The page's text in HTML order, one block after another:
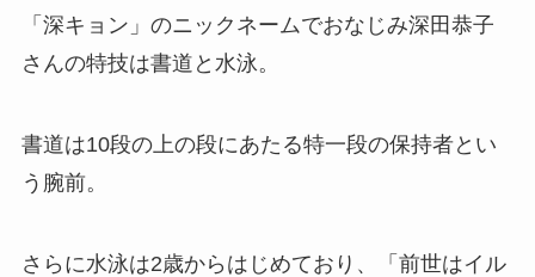
「深キョン」のニックネームでおなじみ深田恭子
さんの特技は書道と水泳。
書道は10段の上の段にあたる特一段の保持者とい
う腕前。
さらに水泳は2歳からはじめており、「前世はイル